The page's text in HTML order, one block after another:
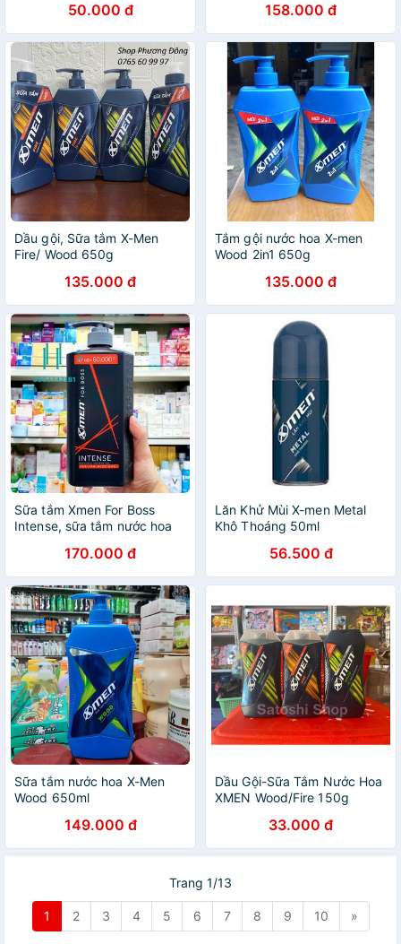
50.000 đ
+ Dầu gội nước hoa X- men
Wood 150g
158.000 đ
Dầu gội, Sữa tắm X-Men
Fire/ Wood 650g
135.000 đ
Tắm gội nước hoa X-men
Wood 2in1 650g
135.000 đ
Sữa tắm Xmen For Boss
Intense, sữa tắm nước hoa
170.000 đ
Lăn Khử Mùi X-men Metal
Khô Thoáng 50ml
56.500 đ
Sữa tắm nước hoa X-Men
Wood 650ml
149.000 đ
Dầu Gội-Sữa Tắm Nước Hoa
XMEN Wood/Fire 150g
33.000 đ
Trang 1/13
1 2 3 4 5 6 7 8 9 10 »